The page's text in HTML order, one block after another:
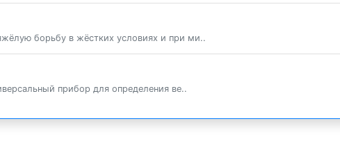
борьбу в жёстких условиях и при ми..
прибор для определения ве..